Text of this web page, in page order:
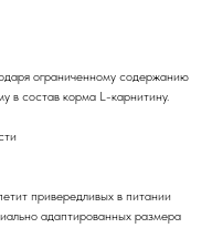
ограниченному содержанию
в состав корма L-карнитину.
привередливых в питании
адаптированных размера